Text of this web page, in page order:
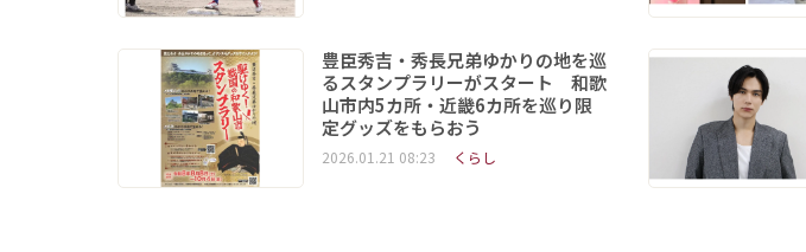
豊臣秀吉・秀長兄弟ゆかりの地を巡
るスタンプラリーがスタート 和歌
山市内5カ所・近畿6カ所を巡り限
定グッズをもらおう
2026.01.21 08:23 くらし